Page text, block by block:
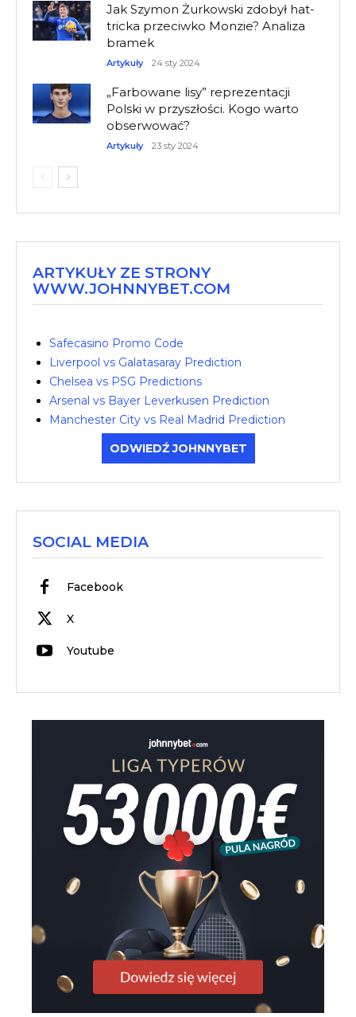
Jak Szymon Żurkowski zdobył hat-
tricka przeciwko Monzie? Analiza
bramek
Artykuły 24 sty 2024
„Farbowane lisy” reprezentacji
Polski w przyszłości. Kogo warto
obserwować?
Artykuły 23 sty 2024
ARTYKUŁY ZE STRONY
WWW.JOHNNYBET.COM
Safecasino Promo Code
Liverpool vs Galatasaray Prediction
Chelsea vs PSG Predictions
Arsenal vs Bayer Leverkusen Prediction
Manchester City vs Real Madrid Prediction
ODWIEDŹ JOHNNYBET
SOCIAL MEDIA
Facebook
X
Youtube